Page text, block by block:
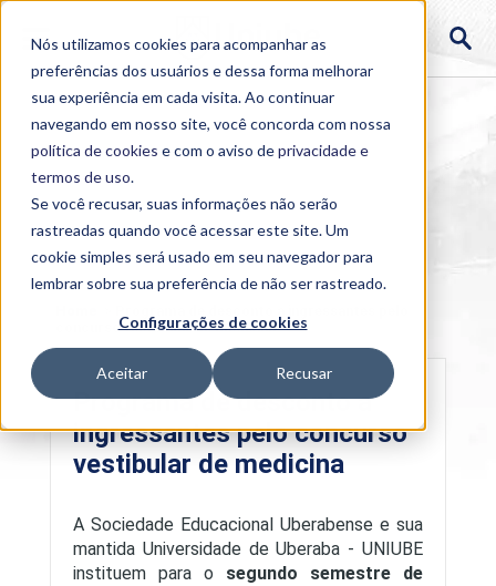
Nós utilizamos cookies para acompanhar as
preferências dos usuários e dessa forma melhorar
sua experiência em cada visita. Ao continuar
navegando em nosso site, você concorda com nossa
política de cookies e com o aviso deprivacidade e
termos de uso.
Se você recusar, suas informações não serão
rastreadas quando você acessar este site. Um
cookie simples será usado em seu navegador para
lembrar sobre sua preferência de não ser rastreado.
Configurações de cookies
Aceitar Recusar
concurso vestibular de medicina
Programa de desconto a
ingressantes pelo concurso
vestibular de medicina
A Sociedade Educacional Uberabense e sua
mantida Universidade de Uberaba - UNIUBE
instituem para o segundo semestre de